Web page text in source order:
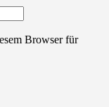
Browser für